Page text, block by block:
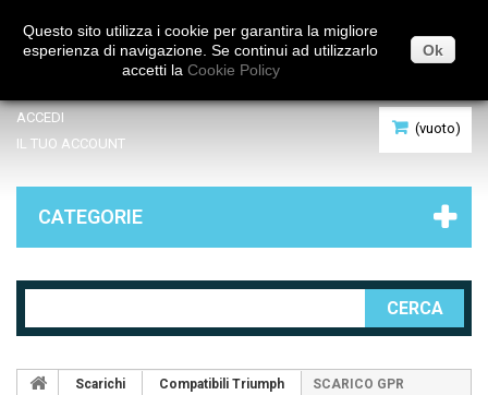
(vuoto)
ACCEDI
IL TUO ACCOUNT
CATEGORIE
CERCA
Scarichi Compatibili Triumph
SCARICO GPR
Questo sito utilizza i cookie per garantira la migliore
esperienza di navigazione. Se continui ad utilizzarlo
accetti la Cookie Policy
Ok